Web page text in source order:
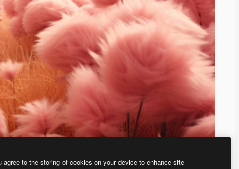
と、あなた独自の画像を作成できます。
agree to the storing of cookies on your device to enhance site